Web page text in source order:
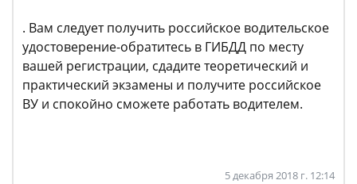
. Вам следует получить российское водительское
удостоверение-обратитесь в ГИБДД по месту
вашей регистрации, сдадите теоретический и
практический экзамены и получите российское
ВУ и спокойно сможете работать водителем.
5 декабря 2018 г. 12:14